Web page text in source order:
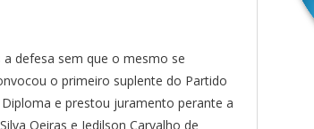
defesa sem que o mesmo se
o primeiro suplente do Partido
e prestou juramento perante a
Oeiras e Jedilson Carvalho de